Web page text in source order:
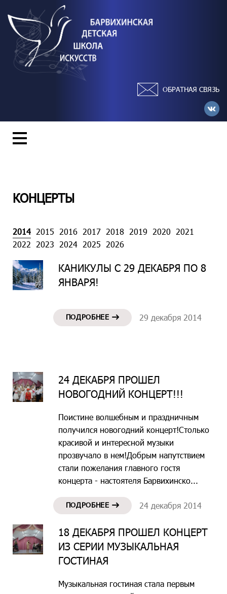
ОБРАТНАЯ СВЯЗЬ
КОНЦЕРТЫ
2014 2015 2016 2017 2018 2019 2020 2021
2022 2023 2024 2025 2026
КАНИКУЛЫ С 29 ДЕКАБРЯ ПО 8
ЯНВАРЯ!
ПОДРОБНЕЕ 29 декабря 2014
24 ДЕКАБРЯ ПРОШЕЛ
НОВОГОДНИЙ КОНЦЕРТ!!!
Поистине волшебным и праздничным
получился новогодний концерт!Столько
красивой и интересной музыки
прозвучало в нем!Добрым напутствием
стали пожелания главного гостя
концерта - настоятеля Барвихинско...
ПОДРОБНЕЕ 24 декабря 2014
18 ДЕКАБРЯ ПРОШЕЛ КОНЦЕРТ
ИЗ СЕРИИ МУЗЫКАЛЬНАЯ
ГОСТИНАЯ
Музыкальная гостиная стала первым